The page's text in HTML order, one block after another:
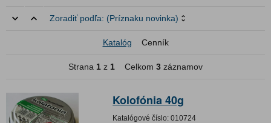
Zoradiť podľa: (Príznaku novinka)
Katalóg Cenník
Strana 1 z 1 Celkom 3 záznamov
Kolofónia 40g
Katalógové číslo: 010724